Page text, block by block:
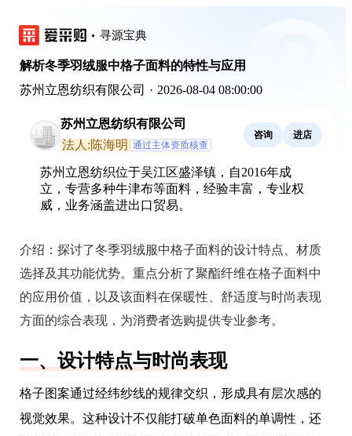
寻源宝典
解析冬季羽绒服中格子面料的特性与应用
苏州立恩纺织有限公司 · 2026-08-04 08:00:00
苏州立恩纺织有限公司
法人:陈海明 通过主体资质核查
咨询 进店
苏州立恩纺织位于吴江区盛泽镇，自2016年成
立，专营多种牛津布等面料，经验丰富，专业权
威，业务涵盖进出口贸易。
介绍： 探讨了冬季羽绒服中格子面料的设计特点、材质
选择及其功能优势。重点分析了聚酯纤维在格子面料中
的应用价值，以及该面料在保暖性、舒适度与时尚表现
方面的综合表现，为消费者选购提供专业参考。
一、设计特点与时尚表现
格子图案通过经纬纱线的规律交织，形成具有层次感的
视觉效果。这种设计不仅能打破单色面料的单调性，还